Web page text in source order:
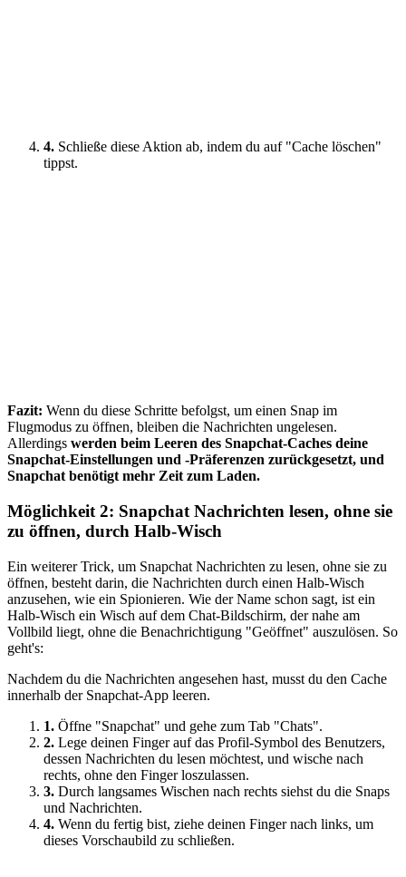
4. Schließe diese Aktion ab, indem du auf "Cache löschen"
tippst.
Fazit: Wenn du diese Schritte befolgst, um einen Snap im
Flugmodus zu öffnen, bleiben die Nachrichten ungelesen.
Allerdings werden beim Leeren des Snapchat-Caches deine
Snapchat-Einstellungen und -Präferenzen zurückgesetzt, und
Snapchat benötigt mehr Zeit zum Laden.
Möglichkeit 2: Snapchat Nachrichten lesen, ohne sie
zu öffnen, durch Halb-Wisch
Ein weiterer Trick, um Snapchat Nachrichten zu lesen, ohne sie zu
öffnen, besteht darin, die Nachrichten durch einen Halb-Wisch
anzusehen, wie ein Spionieren. Wie der Name schon sagt, ist ein
Halb-Wisch ein Wisch auf dem Chat-Bildschirm, der nahe am
Vollbild liegt, ohne die Benachrichtigung "Geöffnet" auszulösen. So
geht's:
Nachdem du die Nachrichten angesehen hast, musst du den Cache
innerhalb der Snapchat-App leeren.
1. Öffne "Snapchat" und gehe zum Tab "Chats".
2. Lege deinen Finger auf das Profil-Symbol des Benutzers,
dessen Nachrichten du lesen möchtest, und wische nach
rechts, ohne den Finger loszulassen.
3. Durch langsames Wischen nach rechts siehst du die Snaps
und Nachrichten.
4. Wenn du fertig bist, ziehe deinen Finger nach links, um
dieses Vorschaubild zu schließen.